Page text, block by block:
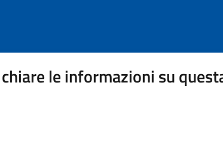
le informazioni su